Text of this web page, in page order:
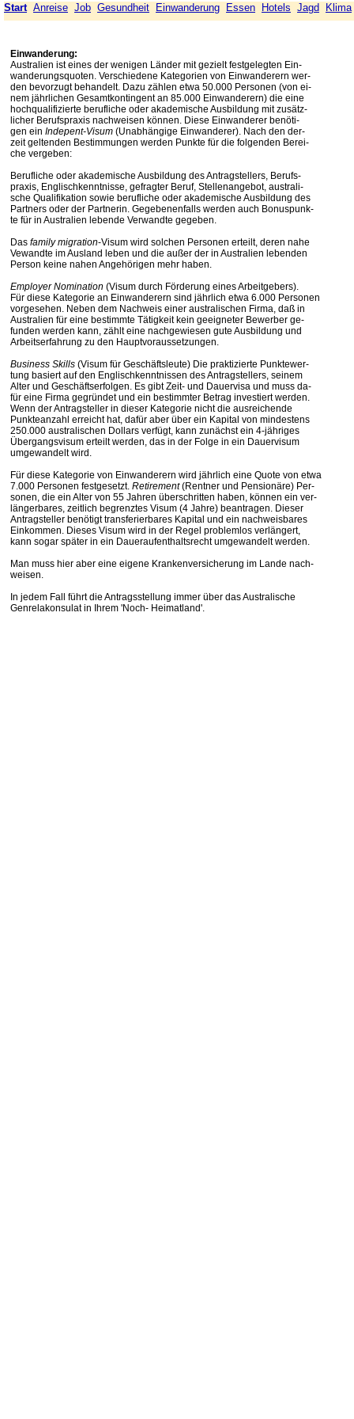
Start Anreise Job Gesundheit Einwanderung Essen Hotels Jagd Klima
Einwanderung:
Australien ist eines der wenigen Länder mit gezielt festgelegten Ein-
wanderungsquoten. Verschiedene Kategorien von Einwanderern wer-
den bevorzugt behandelt. Dazu zählen etwa 50.000 Personen (von ei-
nem jährlichen Gesamtkontingent an 85.000 Einwanderern) die eine
hochqualifizierte berufliche oder akademische Ausbildung mit zusätz-
licher Berufspraxis nachweisen können. Diese Einwanderer benöti-
gen ein Indepent-Visum (Unabhängige Einwanderer). Nach den der-
zeit geltenden Bestimmungen werden Punkte für die folgenden Berei-
che vergeben:
Berufliche oder akademische Ausbildung des Antragstellers, Berufs-
praxis, Englischkenntnisse, gefragter Beruf, Stellenangebot, australi-
sche Qualifikation sowie berufliche oder akademische Ausbildung des
Partners oder der Partnerin. Gegebenenfalls werden auch Bonuspunk-
te für in Australien lebende Verwandte gegeben.
Das family migration-Visum wird solchen Personen erteilt, deren nahe
Vewandte im Ausland leben und die außer der in Australien lebenden
Person keine nahen Angehörigen mehr haben.
Employer Nomination (Visum durch Förderung eines Arbeitgebers).
Für diese Kategorie an Einwanderern sind jährlich etwa 6.000 Personen
vorgesehen. Neben dem Nachweis einer australischen Firma, daß in
Australien für eine bestimmte Tätigkeit kein geeigneter Bewerber ge-
funden werden kann, zählt eine nachgewiesen gute Ausbildung und
Arbeitserfahrung zu den Hauptvoraussetzungen.
Business Skills (Visum für Geschäftsleute) Die praktizierte Punktewer-
tung basiert auf den Englischkenntnissen des Antragstellers, seinem
Alter und Geschäftserfolgen. Es gibt Zeit- und Dauervisa und muss da-
für eine Firma gegründet und ein bestimmter Betrag investiert werden.
Wenn der Antragsteller in dieser Kategorie nicht die ausreichende
Punkteanzahl erreicht hat, dafür aber über ein Kapital von mindestens
250.000 australischen Dollars verfügt, kann zunächst ein 4-jähriges
Übergangsvisum erteilt werden, das in der Folge in ein Dauervisum
umgewandelt wird.
Für diese Kategorie von Einwanderern wird jährlich eine Quote von etwa
7.000 Personen festgesetzt. Retirement(Rentner und Pensionäre) Per-
sonen, die ein Alter von 55 Jahren überschritten haben, können ein ver-
längerbares, zeitlich begrenztes Visum (4 Jahre) beantragen. Dieser
Antragsteller benötigt transferierbares Kapital und ein nachweisbares
Einkommen. Dieses Visum wird in der Regel problemlos verlängert,
kann sogar später in ein Daueraufenthaltsrecht umgewandelt werden.
Man muss hier aber eine eigene Krankenversicherung im Lande nach-
weisen.
In jedem Fall führt die Antragsstellung immer über das Australische
Genrelakonsulat in Ihrem 'Noch- Heimatland'.